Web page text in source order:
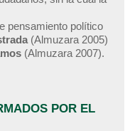
pensamiento político
(Almuzara 2005)
(Almuzara 2007).
POR EL